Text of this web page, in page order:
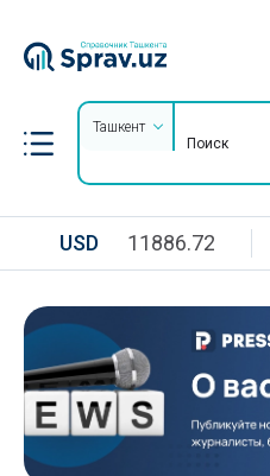
Ташкент
USD 11886.72